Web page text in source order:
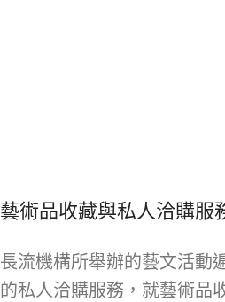
藝術品收藏與私人洽購服
長流機構所舉辦的藝文活動
的私人洽購服務，就藝術品